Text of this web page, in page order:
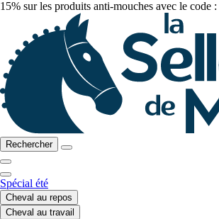
15% sur les produits anti-mouches avec le code :
Rechercher
Spécial été
Cheval au repos
Cheval au travail